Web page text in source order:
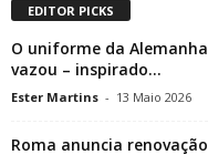
EDITOR PICKS
O uniforme da
vazou – inspirado...
Ester Martins - 13 Maio 2026
Roma anuncia